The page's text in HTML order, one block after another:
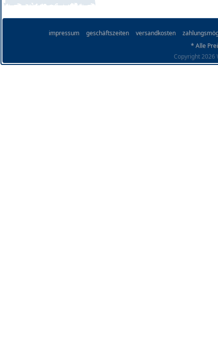
impressum geschäftszeiten versandkosten
* Alle
Copyright 2026